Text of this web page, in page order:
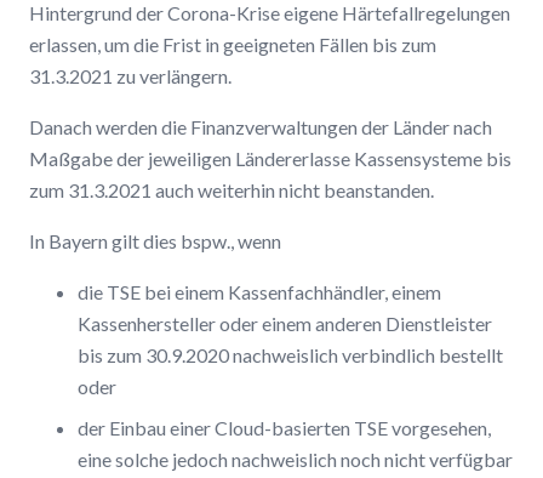
Hintergrund der Corona-Krise eigene Härtefallregelungen
erlassen, um die Frist in geeigneten Fällen bis zum
31.3.2021 zu verlängern.
Danach werden die Finanzverwaltungen der Länder nach
Maßgabe der jeweiligen Ländererlasse Kassensysteme bis
zum 31.3.2021 auch weiterhin nicht beanstanden.
In Bayern gilt dies bspw., wenn
die TSE bei einem Kassenfachhändler, einem
Kassenhersteller oder einem anderen Dienstleister
bis zum 30.9.2020 nachweislich verbindlich bestellt
oder
der Einbau einer Cloud-basierten TSE vorgesehen,
eine solche jedoch nachweislich noch nicht verfügbar